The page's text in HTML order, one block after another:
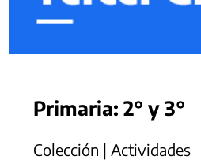
Primaria: 2° y 3°
Colección | Actividades